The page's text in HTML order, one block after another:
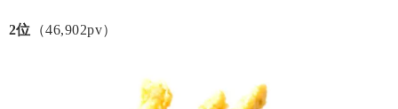
2位 （46,902pv）